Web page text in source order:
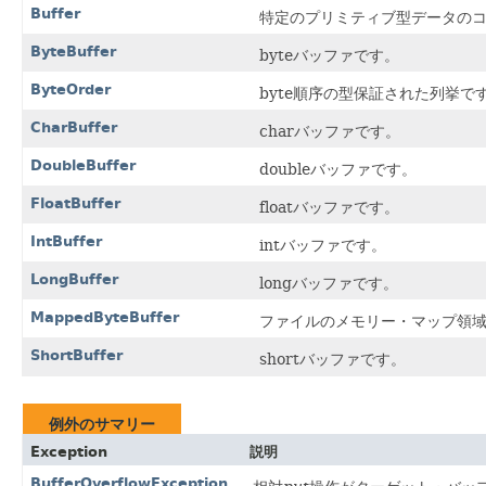
Buffer
特定のプリミティブ型データの
ByteBuffer byteバッファです。
ByteOrder byte順序の型保証された列挙で
CharBuffer charバッファです。
DoubleBuffer doubleバッファです。
FloatBuffer floatバッファです。
IntBuffer intバッファです。
LongBuffer longバッファです。
MappedByteBuffer ファイルのメモリー・マップ領
ShortBuffer shortバッファです。
例外のサマリー
Exception
説明